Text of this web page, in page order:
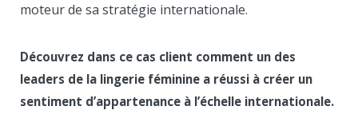
moteur de sa stratégie internationale.
Découvrez dans ce cas client comment un des
leaders de la lingerie féminine a réussi à créer un
sentiment d’appartenance à l’échelle internationale.